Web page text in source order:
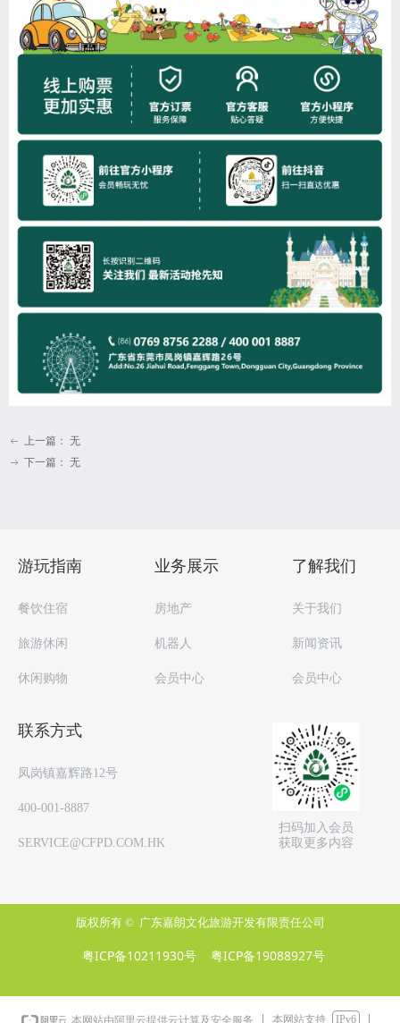
ꂃ 上一篇： 无
ꁹ 下一篇： 无
游玩指南
餐饮住宿
旅游休闲
休闲购物
房地产
机器人
会员中心
业务展示
关于我们
新闻资讯
会员中心
了解我们
联系方式
凤岗镇嘉辉路12号
400-001-8887
SERVICE@CFPD.COM.HK
扫码加入会员
获取更多内容
粤ICP备10211930号 粤ICP备19088927号
版权所有 © 广东嘉朗文化旅游开发有限责任公司
本网站由阿里云提供云计算及安全服务 本网站支持 IPv6